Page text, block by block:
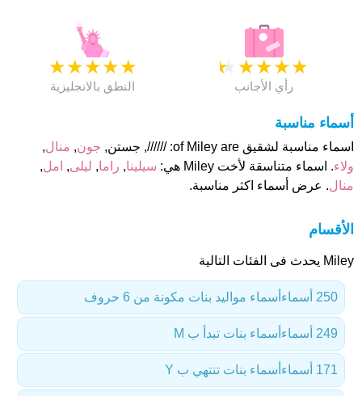
★
★
★
★
★
النطق بالانجليزية
★
★
★
★
★
رأي الأجانب
أسماء مناسبة
اسماء مناسبة لشقيق of Miley are: //////, جستن, جون, منال,
ولاء. اسماء متناسقة لأخت Miley هي: سيلينا, راما, ليلى, امل,
منال. عرض أسماء اكثر مناسبة.
الأقسام
Miley يحدث فى الفئات التالية
أسماء مواليد بنات مكونة من 6 حروف 250 أسماء
أسماء بنات تبدأ ب M 249 أسماء
أسماء بنات تنتهي ب Y 171 أسماء